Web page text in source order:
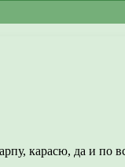
карасю, да и по